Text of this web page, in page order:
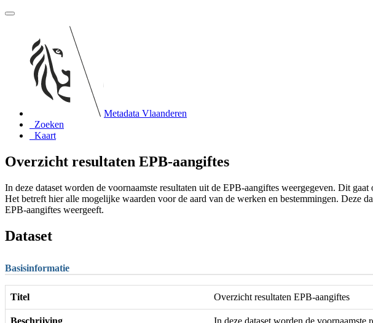
Metadata Vlaanderen
Zoeken
Kaart
Overzicht resultaten EPB-aangiftes
In deze dataset worden de voornaamste resultaten uit de EPB-aangiftes weergegeven. Dit
Het betreft hier alle mogelijke waarden voor de aard van de werken en bestemmingen.
EPB-aangiftes weergeeft.
Dataset
Basisinformatie
Titel Overzicht resultaten EPB-aangiftes
Beschrijving
In deze dataset worden de